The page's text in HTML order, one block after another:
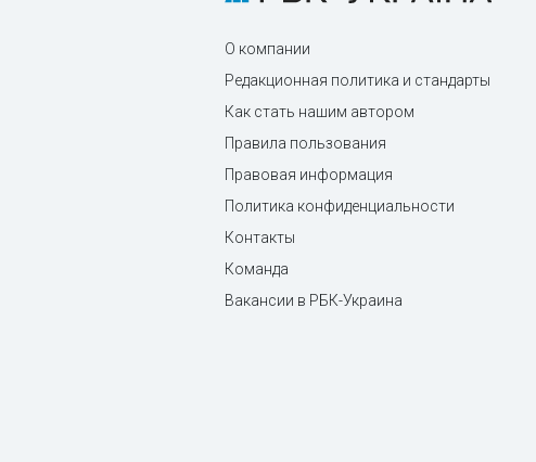
О компании
Редакционная политика и стандарты
Как стать нашим автором
Правила пользования
Правовая информация
Политика конфиденциальности
Контакты
Команда
Вакансии в РБК-Украина